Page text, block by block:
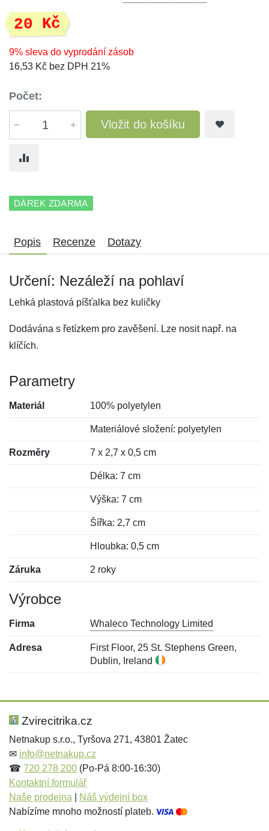
20 Kč
9% sleva do vyprodání zásob
16,53 Kč bez DPH 21%
Počet:
Vložit do košíku
DÁREK ZDARMA
Popis Recenze Dotazy
Určení: Nezáleží na pohlaví
Lehká plastová píšťalka bez kuličky
Dodávána s řetízkem pro zavěšení. Lze nosit např. na
klíčích.
Parametry
Materiál 100% polyetylen
Materiálové složení: polyetylen
Rozměry 7 x 2,7 x 0,5 cm
Délka: 7 cm
Výška: 7 cm
Šířka: 2,7 cm
Hloubka: 0,5 cm
Záruka 2 roky
Výrobce
Firma Whaleco Technology Limited
Adresa
First Floor, 25 St. Stephens Green,
Dublin, Ireland
Hodnocení:
Jméno: *
Jméno:
E-mail:*
Zvirecitrika.cz
Netnakup s.r.o., Tyršova 271, 43801 Žatec
✉ info@netnakup.cz
☎ 720 278 200 (Po-Pá 8:00-16:30)
Kontaktní formulář
Naše prodejna
Náš výdejní box
Nabízíme mnoho možností plateb.